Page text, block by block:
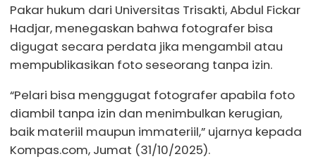
Pakar hukum dari Universitas Trisakti, Abdul Fickar
Hadjar, menegaskan bahwa fotografer bisa
digugat secara perdata jika mengambil atau
mempublikasikan foto seseorang tanpa izin.
“Pelari bisa menggugat fotografer apabila foto
diambil tanpa izin dan menimbulkan kerugian,
baik materiil maupun immateriil,” ujarnya kepada
Kompas.com, Jumat (31/10/2025).